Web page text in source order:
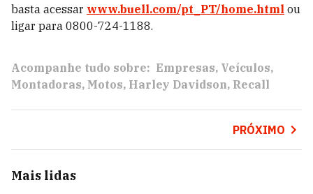
basta acessar www.buell.com/pt_PT/home.html ou
ligar para 0800-724-1188.
Acompanhe tudo sobre: Empresas Veículos
Montadoras Motos Harley Davidson Recall
PRÓXIMO
Mais lidas